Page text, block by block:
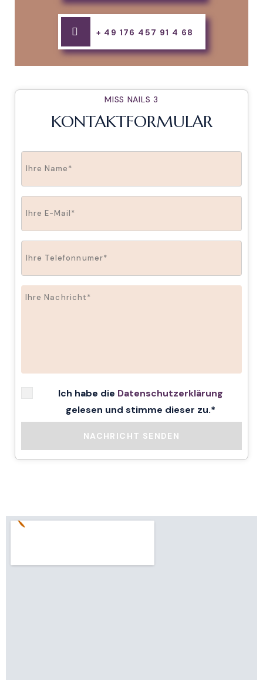
+ 49 176 457 91 4 68
MISS NAILS 3
KONTAKTFORMULAR
Ich habe die Datenschutzerklärung
gelesen und stimme dieser zu.*
NACHRICHT SENDEN